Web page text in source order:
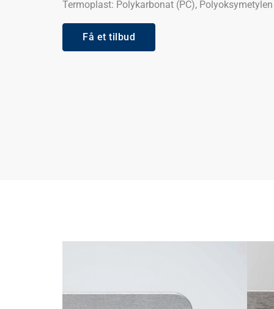
Termoplast: Polykarbonat (PC),
Få et tilbud